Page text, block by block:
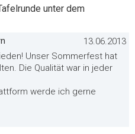
unter dem
13.06.2013
Unser Sommerfest hat
Die Qualität war in jeder
werde ich gerne